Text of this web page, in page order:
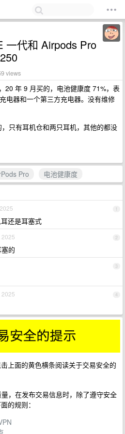
一代和 Airpods Pro
views
20 年 9 月买的，电池健康度 71%，表
电器和一个第三方充电器。没有维修
只有耳机仓和两只耳机，其他的都没
Pro
电池健康度
1
还是耳塞式
2
2025
的
3
4
2025
上面的黄色横条阅读关于交易安全的
，在发布交易信息时，除了遵守安全
的规则：